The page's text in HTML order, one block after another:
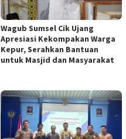
Wagub Sumsel Cik Ujang
Apresiasi Kekompakan Warga
Kepur, Serahkan Bantuan
untuk Masjid dan Masyarakat